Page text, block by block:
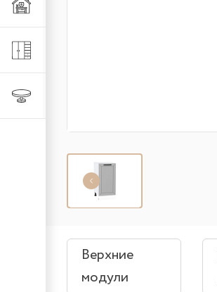
Верхние
модули